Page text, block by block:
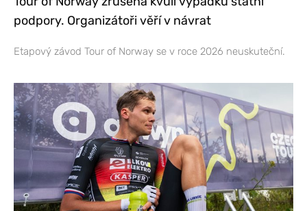
podpory. Organizátoři věří v návrat
Etapový závod Tour of Norway se v roce 2026 neuskuteční.